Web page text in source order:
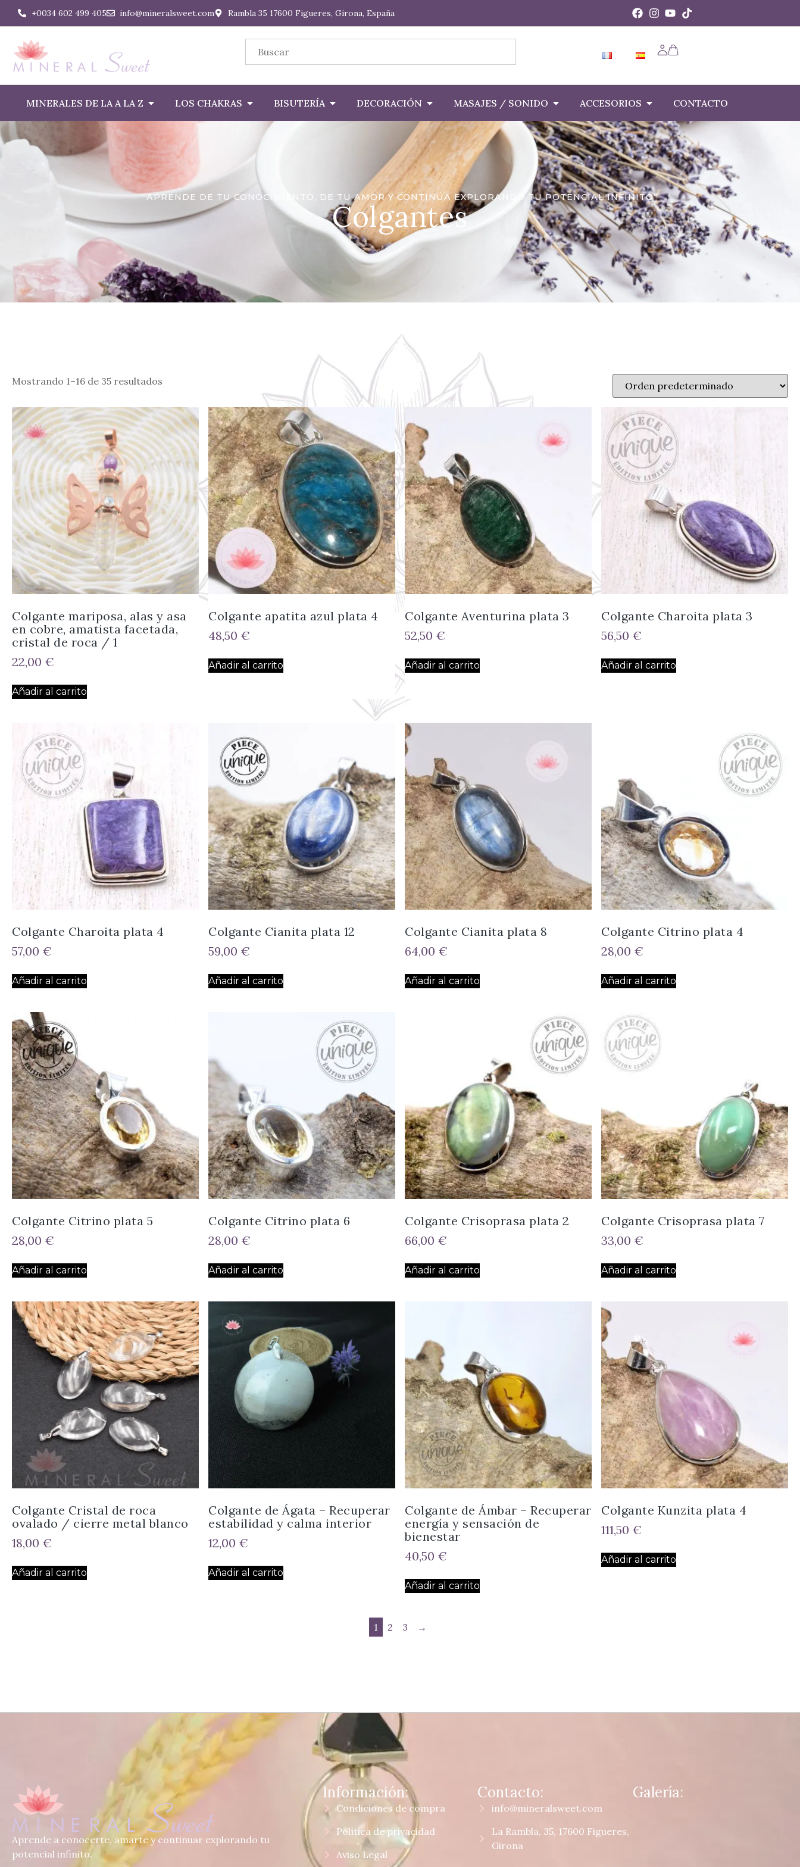
+0034 602 499 405 info@mineralsweet.com Rambla 35 17600 Figueres, Girona, España
MINERALES DE LA A LA Z LOS CHAKRAS BISUTERÍA DECORACIÓN MASAJES / SONIDO ACCESORIOS CONTACTO
“APRENDE DE TU CONOCIMIENTO, DE TU AMOR Y CONTINÚA EXPLORANDO TU POTENCIAL INFINITO”
Colgantes
Mostrando 1–16 de 35 resultados
Colgante mariposa, alas y asa
en cobre, amatista facetada,
cristal de roca / 1
22,00 €
Añadir al carrito
Colgante apatita azul plata 4
48,50 €
Añadir al carrito
Colgante Aventurina plata 3
52,50 €
Añadir al carrito
Colgante Charoita plata 3
56,50 €
Añadir al carrito
Colgante Charoita plata 4
57,00 €
Añadir al carrito
Colgante Cianita plata 12
59,00 €
Añadir al carrito
Colgante Cianita plata 8
64,00 €
Añadir al carrito
Colgante Citrino plata 4
28,00 €
Añadir al carrito
Colgante Citrino plata 5
28,00 €
Añadir al carrito
Colgante Citrino plata 6
28,00 €
Añadir al carrito
Colgante Crisoprasa plata 2
66,00 €
Añadir al carrito
Colgante Crisoprasa plata 7
33,00 €
Añadir al carrito
Colgante Cristal de roca
ovalado / cierre metal blanco
18,00 €
Añadir al carrito
Colgante de Ágata – Recuperar
estabilidad y calma interior
12,00 €
Añadir al carrito
Colgante de Ámbar – Recuperar
energía y sensación de
bienestar
40,50 €
Añadir al carrito
Colgante Kunzita plata 4
111,50 €
Añadir al carrito
1 2 3 →
Aprende a conocerte, amarte y continuar explorando tu
potencial infinito.
Información:
Condiciones de compra
Política de privacidad
Aviso Legal
Contacto:
info@mineralsweet.com
La Rambla, 35, 17600 Figueres,
Girona
Galería: